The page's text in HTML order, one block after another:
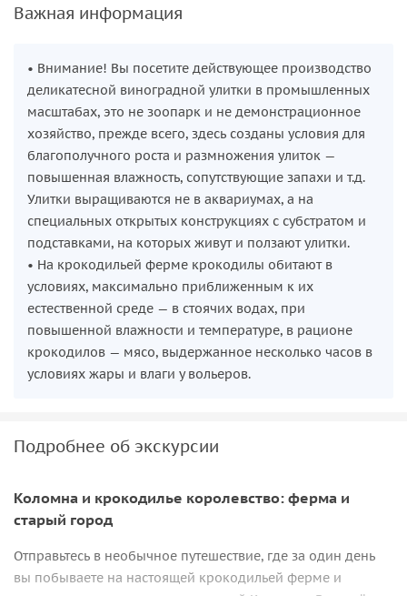
Важная информация
• Внимание! Вы посетите действующее производство
деликатесной виноградной улитки в промышленных
масштабах, это не зоопарк и не демонстрационное
хозяйство, прежде всего, здесь созданы условия для
благополучного роста и размножения улиток —
повышенная влажность, сопутствующие запахи и т.д.
Улитки выращиваются не в аквариумах, а на
специальных открытых конструкциях с субстратом и
подставками, на которых живут и ползают улитки.
• На крокодильей ферме крокодилы обитают в
условиях, максимально приближенным к их
естественной среде — в стоячих водах, при
повышенной влажности и температуре, в рационе
крокодилов — мясо, выдержанное несколько часов в
условиях жары и влаги у вольеров.
Подробнее об экскурсии
Коломна и крокодилье королевство: ферма и
старый город
Отправьтесь в необычное путешествие, где за один день
вы побываете на настоящей крокодильей ферме и